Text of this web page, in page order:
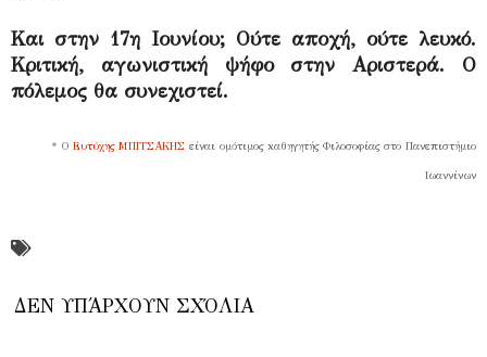
Και στην 17η Ιουνίου; Ούτε αποχή, ούτε λευκό.
Κριτική, αγωνιστική ψήφο στην Αριστερά. Ο
πόλεμος θα συνεχιστεί.
* Ο Ευτύχης ΜΠΙΤΣΑΚΗΣ είναι ομότιμος καθηγητής Φιλοσοφίας στο Πανεπιστήμιο
Ιωαννίνων
ΔΕΝ ΥΠΆΡΧΟΥΝ ΣΧΌΛΙΑ